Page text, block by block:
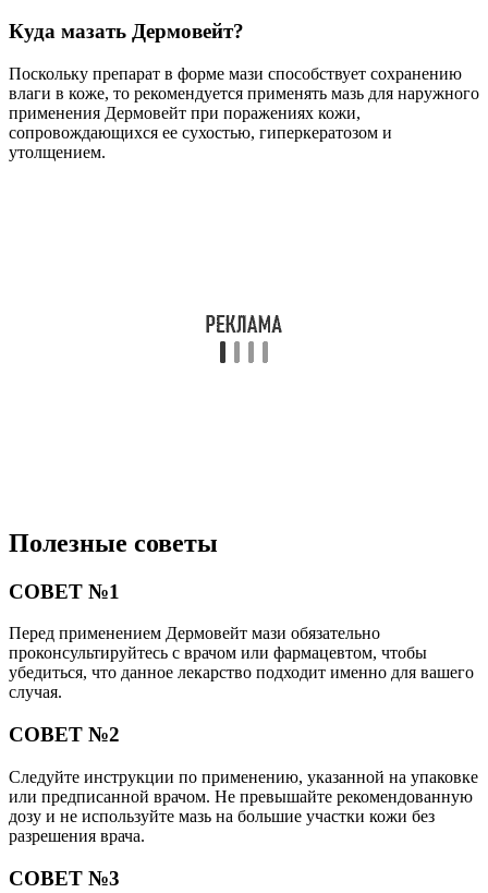
Куда мазать Дермовейт?
Поскольку препарат в форме мази способствует сохранению
влаги в коже, то рекомендуется применять мазь для наружного
применения Дермовейт при поражениях кожи,
сопровождающихся ее сухостью, гиперкератозом и
утолщением.
Полезные советы
СОВЕТ №1
Перед применением Дермовейт мази обязательно
проконсультируйтесь с врачом или фармацевтом, чтобы
убедиться, что данное лекарство подходит именно для вашего
случая.
СОВЕТ №2
Следуйте инструкции по применению, указанной на упаковке
или предписанной врачом. Не превышайте рекомендованную
дозу и не используйте мазь на большие участки кожи без
разрешения врача.
СОВЕТ №3